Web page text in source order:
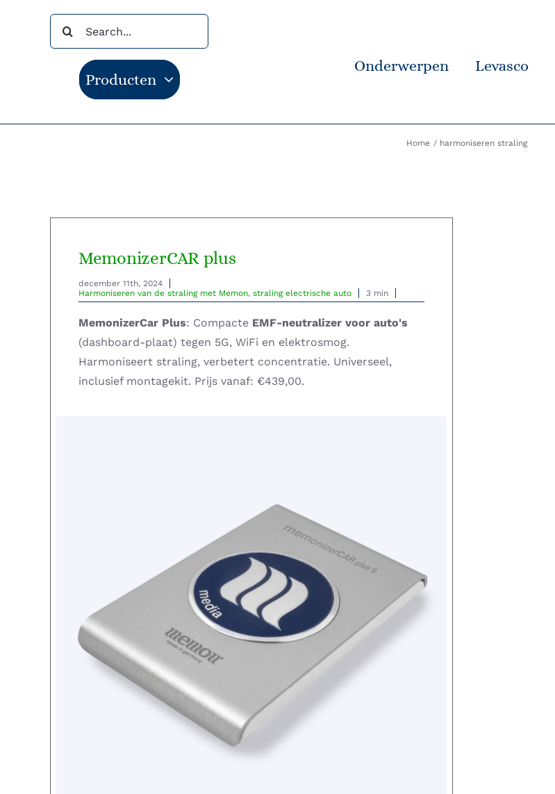
naar:
Producten
Onderwerpen Levasco
Home harmoniseren straling
MemonizerCAR plus
december 11th, 2024
Harmoniseren van de straling met Memon, straling electrische auto 3 min
MemonizerCar Plus: Compacte EMF-neutralizer voor auto's
(dashboard-plaat) tegen 5G, WiFi en elektrosmog.
Harmoniseert straling, verbetert concentratie. Universeel,
inclusief montagekit. Prijs vanaf: €439,00.